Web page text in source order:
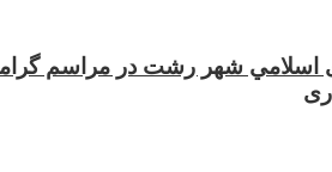
اسلامي شهر رشت در مراسم